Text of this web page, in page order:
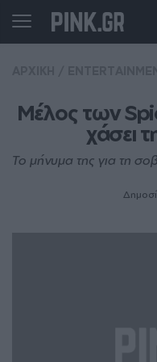
Μέλος των
χάσει
Το μήνυμα της για τη